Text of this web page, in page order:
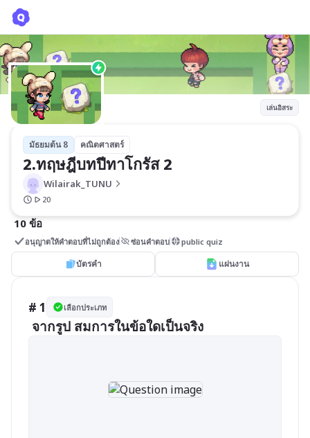
เล่นอิสระ
มัธยมต้น 8 คณิตศาสตร์
2.ทฤษฎีบทปีทาโกรัส 2
Wilairak_TUNU
20
10 ข้อ
อนุญาตให้คำตอบที่ไม่ถูกต้อง ซ่อนคำตอบ public quiz
บัตรคำ แผ่นงาน
# 1 เลือกประเภท
จากรูป สมการในข้อใดเป็นจริง